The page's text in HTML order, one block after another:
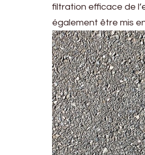
filtration efficace de
également être mis